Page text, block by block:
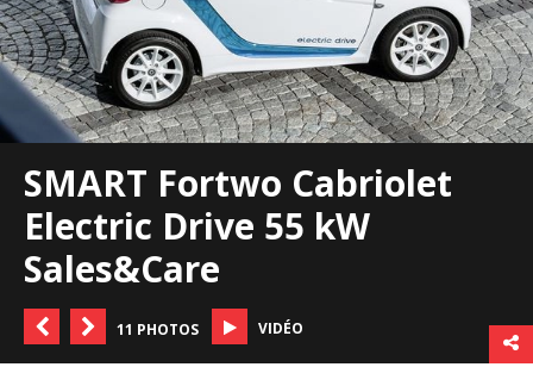
SMART Fortwo Cabriolet
Electric Drive 55 kW
Sales&Care
11 PHOTOS VIDÉO